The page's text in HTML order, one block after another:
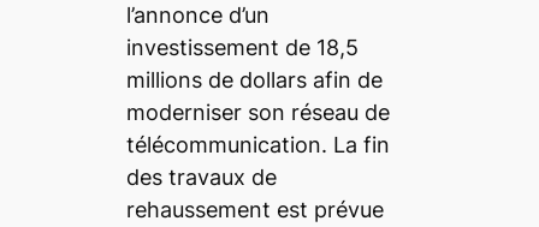
l’annonce d’un
investissement de 18,5
millions de dollars afin de
moderniser son réseau de
télécommunication. La fin
des travaux de
rehaussement est prévue